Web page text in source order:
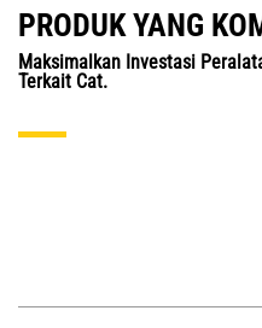
PRODUK YANG
Maksimalkan Investasi
Terkait Cat.